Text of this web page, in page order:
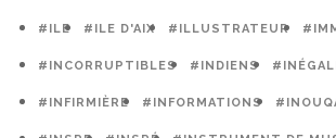
#ILE #ILE D'AIX #ILLUSTRATEUR
#INCORRUPTIBLES #INDIENS
#INFIRMIÈRE #INFORMATIONS